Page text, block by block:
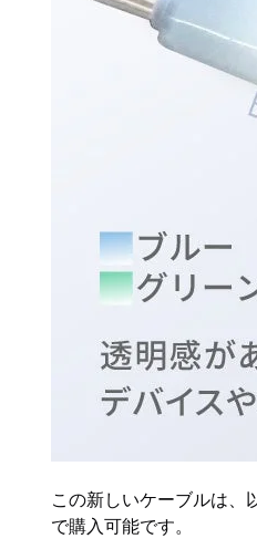
この新しいケーブルは、
で購入可能です。